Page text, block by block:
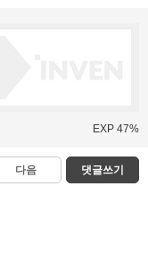
EXP 47%
다음 댓글쓰기